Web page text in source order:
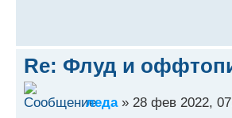
Re: Флуд и
леда» 28 фев 2022,